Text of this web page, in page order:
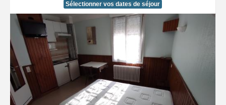
Sélectionner vos dates de séjour